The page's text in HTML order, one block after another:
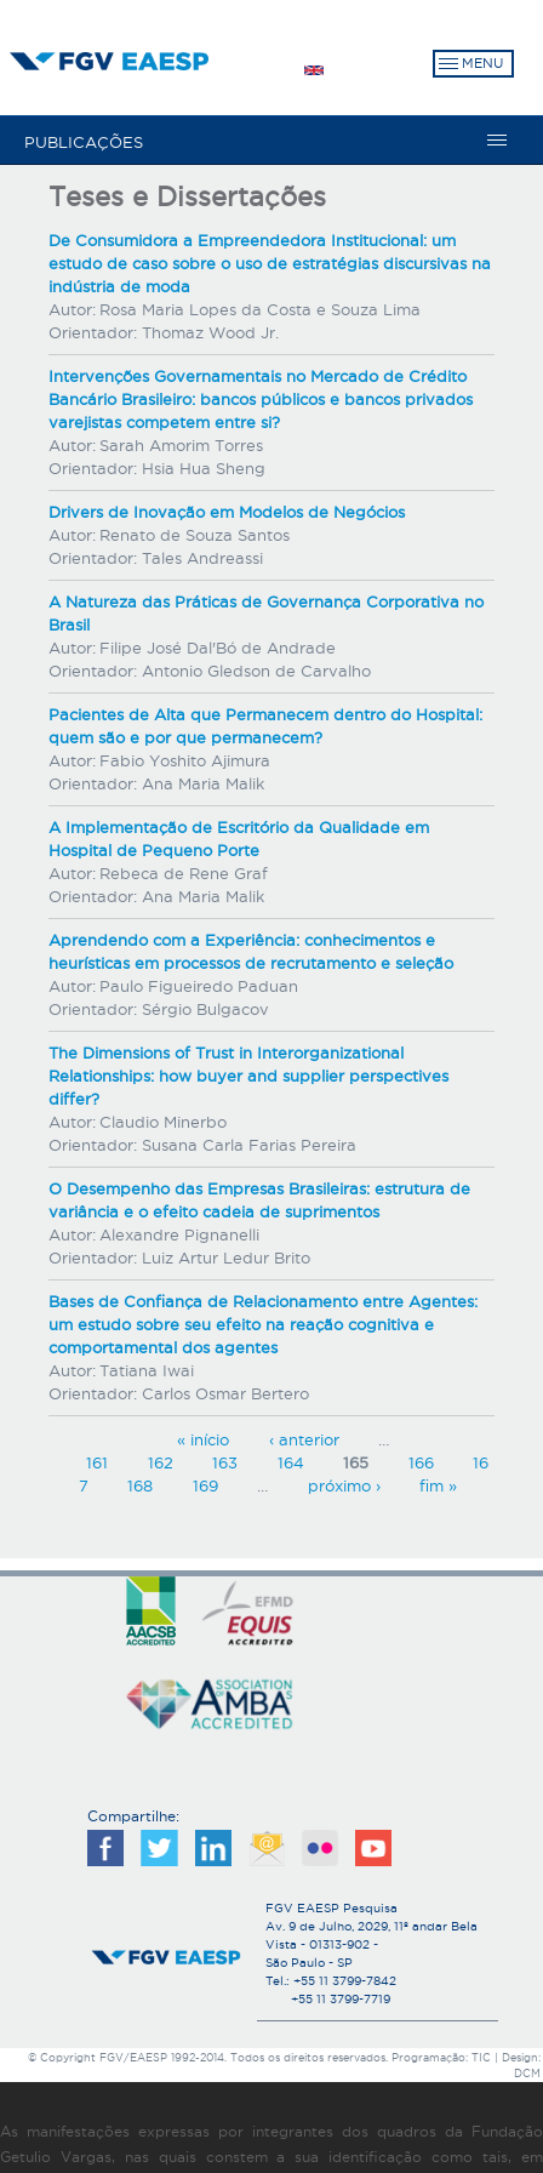
para
MENU
PUBLICAÇÕES
Teses e Dissertações
De Consumidora a Empreendedora Institucional: um
estudo de caso sobre o uso de estratégias discursivas na
indústria de moda
Autor: Rosa Maria Lopes da Costa e Souza Lima
Orientador: Thomaz Wood Jr.
Intervenções Governamentais no Mercado de Crédito
Bancário Brasileiro: bancos públicos e bancos privados
varejistas competem entre si?
Autor: Sarah Amorim Torres
Orientador: Hsia Hua Sheng
Drivers de Inovação em Modelos de Negócios
Autor: Renato de Souza Santos
Orientador: Tales Andreassi
A Natureza das Práticas de Governança Corporativa no
Brasil
Autor: Filipe José Dal'Bó de Andrade
Orientador: Antonio Gledson de Carvalho
Pacientes de Alta que Permanecem dentro do Hospital:
quem são e por que permanecem?
Autor: Fabio Yoshito Ajimura
Orientador: Ana Maria Malik
A Implementação de Escritório da Qualidade em
Hospital de Pequeno Porte
Autor: Rebeca de Rene Graf
Orientador: Ana Maria Malik
Aprendendo com a Experiência: conhecimentos e
heurísticas em processos de recrutamento e seleção
Autor: Paulo Figueiredo Paduan
Orientador: Sérgio Bulgacov
The Dimensions of Trust in Interorganizational
Relationships: how buyer and supplier perspectives
differ?
Autor: Claudio Minerbo
Orientador: Susana Carla Farias Pereira
O Desempenho das Empresas Brasileiras: estrutura de
variância e o efeito cadeia de suprimentos
Autor: Alexandre Pignanelli
Orientador: Luiz Artur Ledur Brito
Bases de Confiança de Relacionamento entre Agentes:
um estudo sobre seu efeito na reação cognitiva e
comportamental dos agentes
Autor: Tatiana Iwai
Orientador: Carlos Osmar Bertero
a
« início ‹ anterior
161
162 163 164 165 166
16
7
168 169 próximo › fim »
Compartilhe:
FGV EAESP Pesquisa
Av. 9 de Julho, 2029, 11º andar Bela
Vista - 01313-902 -
São Paulo - SP
Tel.: +55 11 3799-7842
+55 11 3799-7719
© Copyright FGV/EAESP 1992-2014. Todos os direitos reservados. Programação: TIC | Design:
DCM
As manifestações expressas por integrantes dos quadros da Fundação
Getulio Vargas, nas quais constem a sua identificação como tais, em